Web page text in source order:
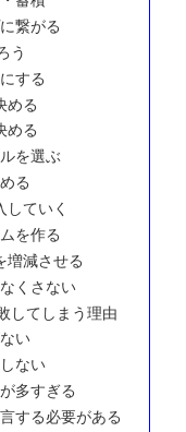
繋がる
う
する
める
める
を選ぶ
る
ていく
を作る
増減させる
くさない
してしまう理由
い
ない
多すぎる
する必要がある